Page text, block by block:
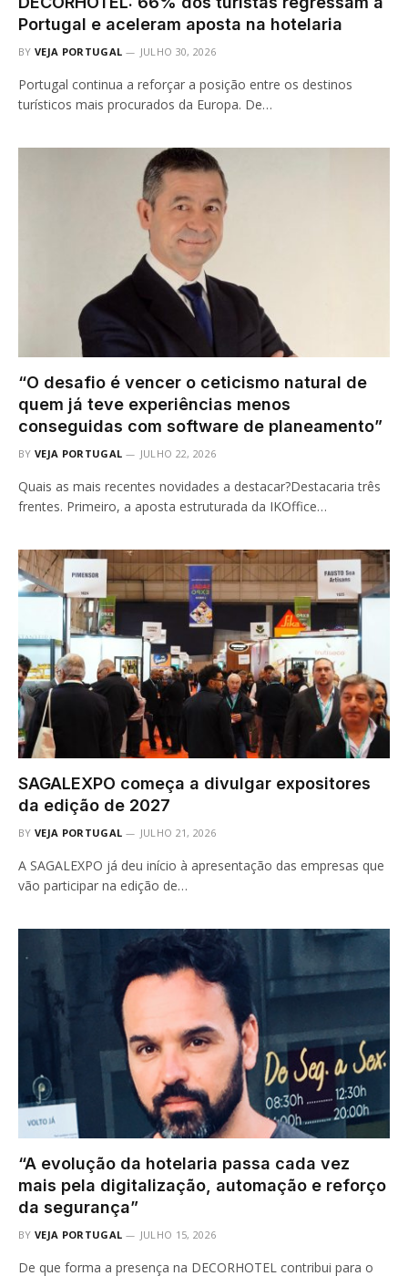
Portugal e aceleram aposta na hotelaria
BY VEJA PORTUGAL JULHO 30, 2026
Portugal continua a reforçar a posição entre os destinos
turísticos mais procurados da Europa. De…
“O desafio é vencer o ceticismo natural de
quem já teve experiências menos
conseguidas com software de planeamento”
BY VEJA PORTUGAL JULHO 22, 2026
Quais as mais recentes novidades a destacar?Destacaria três
frentes. Primeiro, a aposta estruturada da IKOffice…
SAGALEXPO começa a divulgar expositores
da edição de 2027
BY VEJA PORTUGAL JULHO 21, 2026
A SAGALEXPO já deu início à apresentação das empresas que
vão participar na edição de…
“A evolução da hotelaria passa cada vez
mais pela digitalização, automação e reforço
da segurança”
BY VEJA PORTUGAL JULHO 15, 2026
De que forma a presença na DECORHOTEL contribui para o